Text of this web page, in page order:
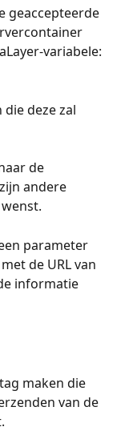
geaccepteerde
variabele:
deze zal
de
andere
parameter
de URL van
informatie
maken die
van de